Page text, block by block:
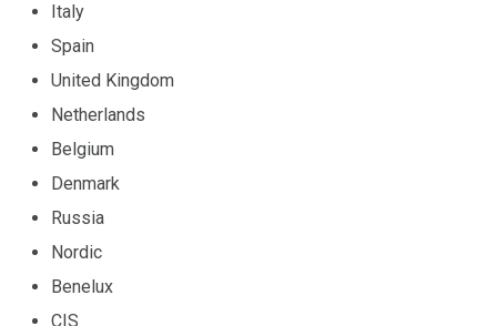
Italy
Spain
United Kingdom
Netherlands
Belgium
Denmark
Russia
Nordic
Benelux
CIS